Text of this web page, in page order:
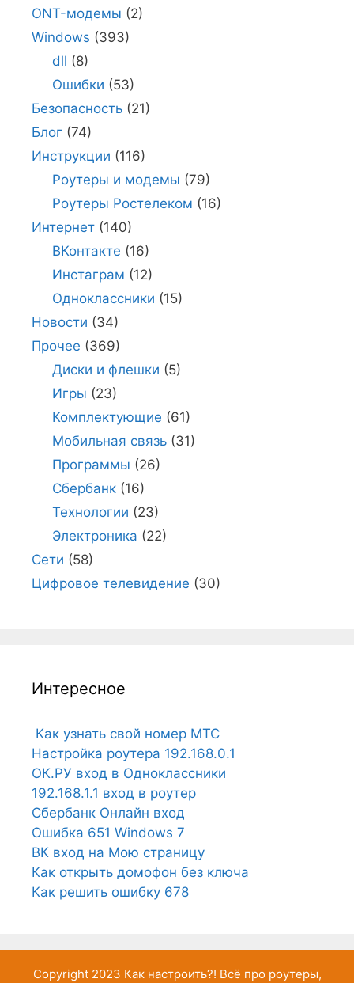
ONT-модемы (2)
Windows (393)
dll (8)
Ошибки (53)
Безопасность (21)
Блог (74)
Инструкции (116)
Роутеры и модемы (79)
Роутеры Ростелеком (16)
Интернет (140)
ВКонтакте (16)
Инстаграм (12)
Одноклассники (15)
Новости (34)
Прочее (369)
Диски и флешки (5)
Игры (23)
Комплектующие (61)
Мобильная связь(31)
Программы (26)
Сбербанк(16)
Технологии (23)
Электроника (22)
Сети (58)
Цифровое телевидение (30)
Интересное
Как узнать свой номер МТС
Настройка роутера 192.168.0.1
ОК.РУ вход в Одноклассники
192.168.1.1 вход в роутер
Сбербанк Онлайн вход
Ошибка 651 Windows 7
ВК вход на Мою страницу
Как открыть домофон без ключа
Как решить ошибку 678
Copyright 2023 Как настроить?! Всё про роутеры,